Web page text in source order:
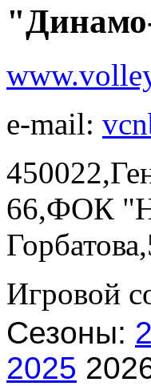
e-mail:
66,ФОК
Игровой
Сезоны:
2025